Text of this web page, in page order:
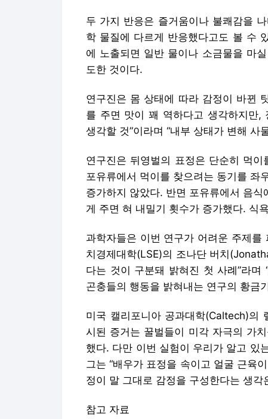
두 가지 반응은 즐거움이나 불쾌감을
학 물질에 다르게 반응했다고도 볼 수
에 노출되면 일반 물이나 소금물을 마
도한 것이다.
연구진은 몸 상태에 따라 감정이 바뀐
를 주면 맛이 꽤 역하다고 생각하지만,
생각할 것”이라며 “내부 상태가 변해 사
연구진은 뒤영벌의 표정은 단순히 먹
포유류에서 먹이를 찾으려는 동기를 좌
증가하지 않았다. 반면 포유류에서 음
게 주면 혀 내밀기 횟수가 증가했다. 식
과학자들은 이번 연구가 어려운 주제
치경제대학(LSE)의 조나단 버치
다는 것이 구분돼 밝혀진 첫 사례”라며
곤충들의 행동을 밝혀내는 연구의 황금
미국 캘리포니아 공과대학(Caltech)의
시된 증거는 꿀벌들이 미각 자극의 가
했다. 다만 이번 실험이 우리가 알고 있
그는 “배우가 표정을 속이고 얼굴 근육
정이 말 그대로 감정을 구성한다는 생각
참고 자료